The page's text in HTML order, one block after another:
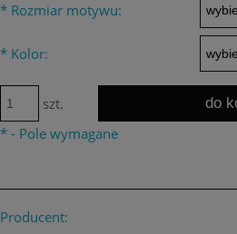
* Rozmiar motywu:
* Kolor:
szt.
do
* - Pole wymagane
Producent: